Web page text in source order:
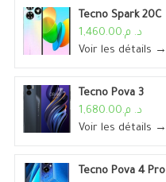
Tecno Spark 20C
د. م.1,460.00
Voir les détails →
Tecno Pova 3
د. م.1,680.00
Voir les détails →
Tecno Pova 4 Pro